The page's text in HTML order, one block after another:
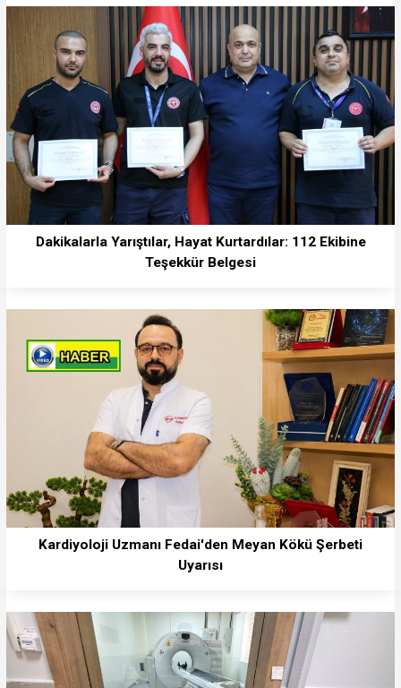
Dakikalarla Yarıştılar, Hayat Kurtardılar: 112 Ekibine
Teşekkür Belgesi
Kardiyoloji Uzmanı Fedai'den Meyan Kökü Şerbeti
Uyarısı